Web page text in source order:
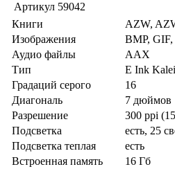
Артикул 59042
Книги
AZW,
Изображения
BMP,
Аудио файлы
AAX
Тип
E Ink
Градаций серого
16
Диагональ
7 дюймов
Разрешение
300 ppi
Подсветка
есть, 25
Подсветка теплая
есть
Встроенная память
16 Гб